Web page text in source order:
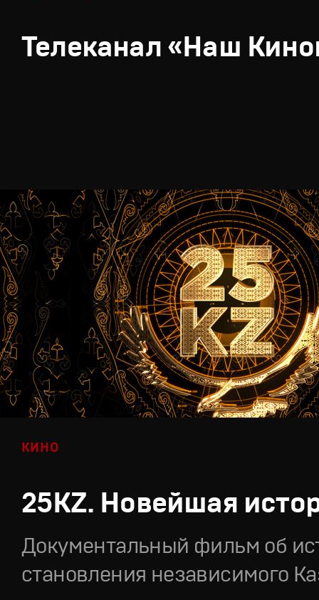
Телеканал «Наш
КИНО
25KZ. Новейшая
Документальный фильм об
становления независимого